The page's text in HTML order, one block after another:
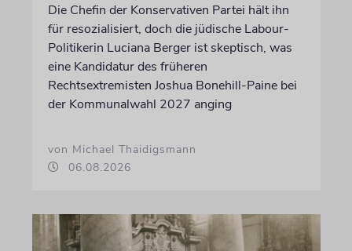
Die Chefin der Konservativen Partei hält ihn
für resozialisiert, doch die jüdische Labour-
Politikerin Luciana Berger ist skeptisch, was
eine Kandidatur des früheren
Rechtsextremisten Joshua Bonehill-Paine bei
der Kommunalwahl 2027 anging
von Michael Thaidigsmann
06.08.2026